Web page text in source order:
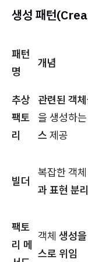
생성 패턴
패턴
명
개념
추상
팩토
리
관련된 객
을 생성하는
스 제공
빌더
복잡한 객체
과 표현 분리
팩토
리 메
객체 생성
스로 위임